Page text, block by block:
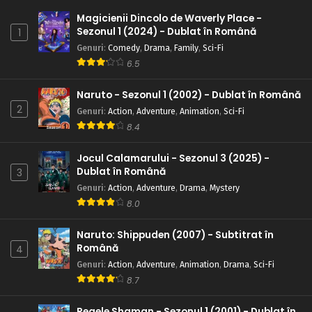
1
Magicienii Dincolo de Waverly Place -
Sezonul 1 (2024) - Dublat în Română
Genuri: Comedy, Drama, Family, Sci-Fi
6.5
2
Naruto - Sezonul 1 (2002) - Dublat în Română
Genuri: Action, Adventure, Animation, Sci-Fi
8.4
3
Jocul Calamarului - Sezonul 3 (2025) -
Dublat în Română
Genuri: Action, Adventure, Drama, Mystery
8.0
4
Naruto: Shippuden (2007) - Subtitrat în
Română
Genuri: Action, Adventure, Animation, Drama, Sci-Fi
8.7